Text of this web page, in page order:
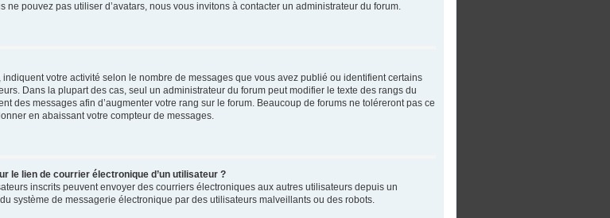
pouvez pas utiliser d’avatars, nous vous invitons à contacter un administrateur du forum.
votre activité selon le nombre de messages que vous avez publié ou identifient certains
Dans la plupart des cas, seul un administrateur du forum peut modifier le texte des rangs du
des messages afin d’augmenter votre rang sur le forum. Beaucoup de forums ne toléreront pas ce
en abaissant votre compteur de messages.
le lien de courrier électronique d’un utilisateur ?
inscrits peuvent envoyer des courriers électroniques aux autres utilisateurs depuis un
système de messagerie électronique par des utilisateurs malveillants ou des robots.